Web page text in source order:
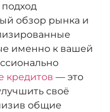
обзор рынка и
именно к вашей
кредитов — это
своё
общие